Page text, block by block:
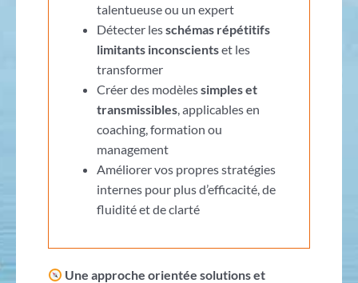
talentueuse ou un expert
Détecter lesschémas répétitifs
limitants inconscientset les
transformer
Créer des modèlessimples et
transmissibles, applicables en
coaching, formation ou
management
Améliorer vos propres stratégies
internes pour plus d’efficacité, de
fluidité et de clarté
Une approche orientée solutions et